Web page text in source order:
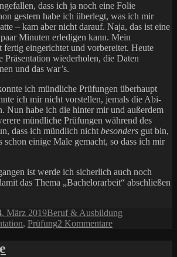
dass ich ja noch eine Folie
gestern habe ich überlegt, was ich mir
– kam aber nicht darauf. Naja, das ist eine
Minuten erledigen kann. Mein
fertig eingerichtet und vorbereitet. Heute
Präsentation wiederholen, die Daten
und das war’s.
ich mündliche Prüfungen überhaupt
ich mir nicht vorstellen, jemals die Abi-
Nun habe ich die hinter mir und außerdem
mündliche Prüfungen während des
dass ich mündlich nicht besonders gut bin,
schon einige Male gemacht, so dass ich mir
ist werde ich sicherlich auch noch
das Thema „Bachelorarbeit“ abschließen
März 2019Kategorien
Beruf & Ausbildung
, Prüfung2 Kommentarezu